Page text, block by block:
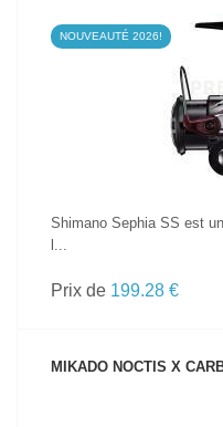
NOUVEAUTÉ 2026!
Shimano Sephia SS est
l...
Prix de 199.28 €
MIKADO NOCTIS X